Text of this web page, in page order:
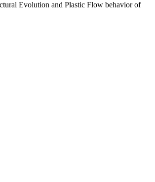
Evolution and Plastic Flow behavior of